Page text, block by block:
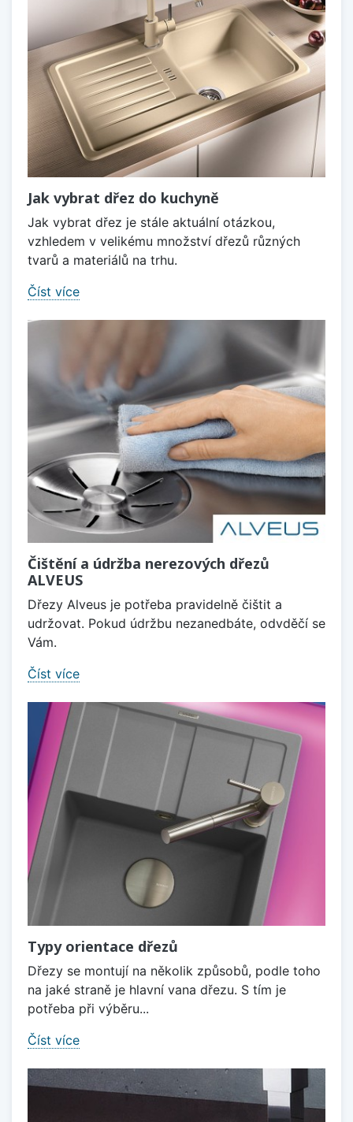
Jak vybrat dřez do kuchyně
Jak vybrat dřez je stále aktuální otázkou,
vzhledem v velikému množství dřezů různých
tvarů a materiálů na trhu.
Číst více
Čištění a údržba nerezových dřezů
ALVEUS
Dřezy Alveus je potřeba pravidelně čištit a
udržovat. Pokud údržbu nezanedbáte, odvděčí se
Vám.
Číst více
Typy orientace dřezů
Dřezy se montují na několik způsobů, podle toho
na jaké straně je hlavní vana dřezu. S tím je
potřeba při výběru...
Číst více